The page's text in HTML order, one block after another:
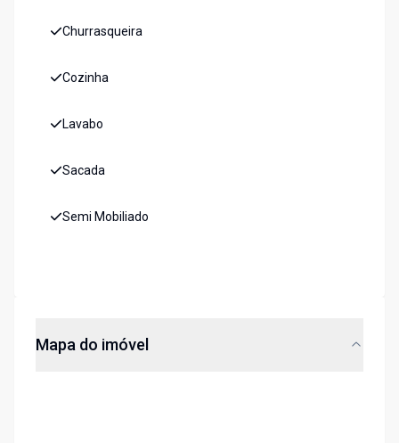
Churrasqueira
Cozinha
Lavabo
Sacada
Semi Mobiliado
Mapa do imóvel